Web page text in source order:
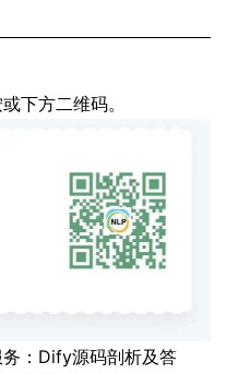
下方二维码。
：Dify源码剖析及答